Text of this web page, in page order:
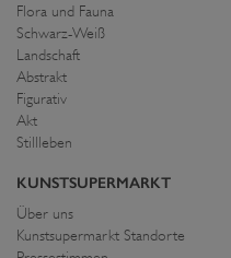
Flora und Fauna
Schwarz-Weiß
Landschaft
Abstrakt
Figurativ
Akt
Stillleben
KUNSTSUPERMARKT
Über uns
Kunstsupermarkt Standorte